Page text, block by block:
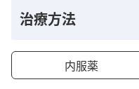
治療方法
内服薬